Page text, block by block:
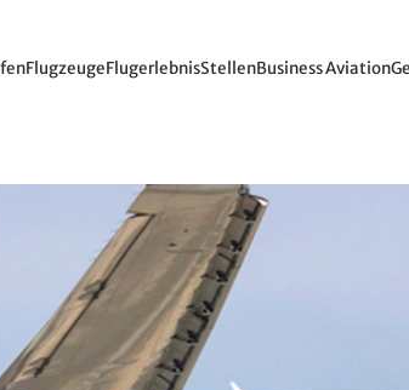
FlugzeugeFlugerlebnisStellenBusiness Aviation